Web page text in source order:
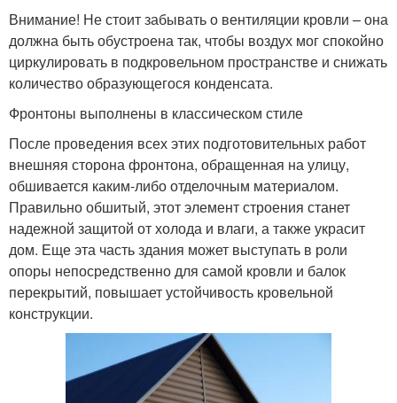
Внимание! Не стоит забывать о вентиляции кровли – она
должна быть обустроена так, чтобы воздух мог спокойно
циркулировать в подкровельном пространстве и снижать
количество образующегося конденсата.
Фронтоны выполнены в классическом стиле
После проведения всех этих подготовительных работ
внешняя сторона фронтона, обращенная на улицу,
обшивается каким-либо отделочным материалом.
Правильно обшитый, этот элемент строения станет
надежной защитой от холода и влаги, а также украсит
дом. Еще эта часть здания может выступать в роли
опоры непосредственно для самой кровли и балок
перекрытий, повышает устойчивость кровельной
конструкции.